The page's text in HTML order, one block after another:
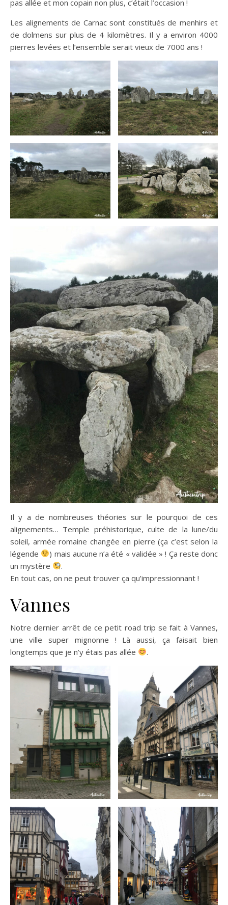
pas allée et mon copain non plus, c’était l’occasion !
Les alignements de Carnac sont constitués de menhirs et
de dolmens sur plus de 4 kilomètres. Il y a environ 4000
pierres levées et l’ensemble serait vieux de 7000 ans !
Il y a de nombreuses théories sur le pourquoi de ces
alignements… Temple préhistorique, culte de la lune/du
soleil, armée romaine changée en pierre (ça c’est selon la
légende
) mais aucune n’a été « validée » ! Ça reste donc
un mystère
.
En tout cas, on ne peut trouver ça qu’impressionnant !
Vannes
Notre dernier arrêt de ce petit road trip se fait à Vannes,
une ville super mignonne ! Là aussi, ça faisait bien
longtemps que je n’y étais pas allée
.